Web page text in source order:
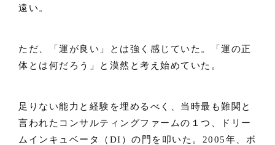
遠い。
ただ、「運が良い」とは強く感じていた。「運の正
体とは何だろう」と漠然と考え始めていた。
足りない能力と経験を埋めるべく、当時最も難関と
言われたコンサルティングファームの１つ、ドリー
ムインキュベータ（DI）の門を叩いた。2005年、ボ